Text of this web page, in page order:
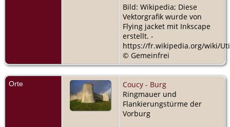
en-Ponthieu
Bild: Wikipedia; Diese
Vektorgrafik wurde von
Flying jacket mit Inkscape
erstellt. -
https://fr.wikipedia.org/wiki/
© Gemeinfrei
Orte
Coucy - Burg
Ringmauer und
Flankierungstürme der
Vorburg